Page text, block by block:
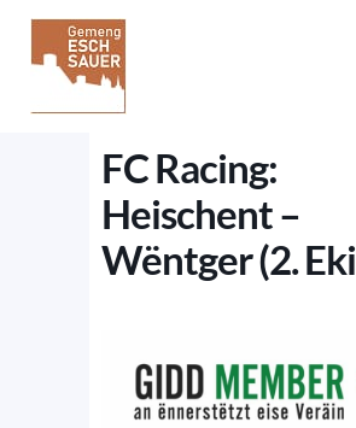
FC Racing:
Heischent –
Wëntger (2.